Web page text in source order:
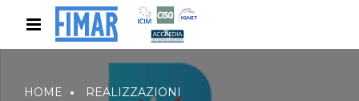
HOME REALIZZAZIONI